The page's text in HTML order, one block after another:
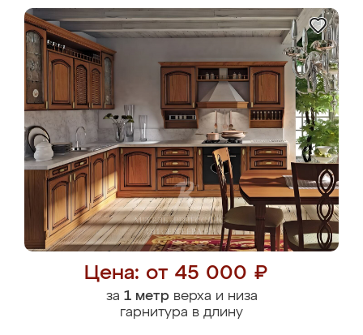
Цена: от 45 000 ₽
за 1 метрверха и низа
гарнитура в длину